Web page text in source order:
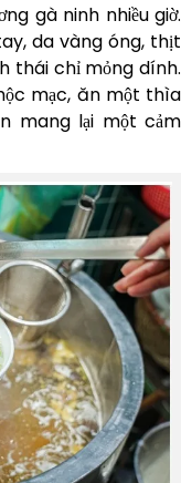
gà ninh nhiều giờ.
da vàng óng, thịt
thái chỉ mỏng dính.
mạc, ăn một thìa
mang lại một cảm